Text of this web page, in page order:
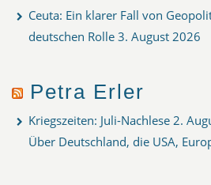
Ceuta: Ein klarer Fall von
deutschen Rolle 3. August 2026
Petra Erler
Kriegszeiten: Juli-Nachlese 2.
Über Deutschland, die USA,